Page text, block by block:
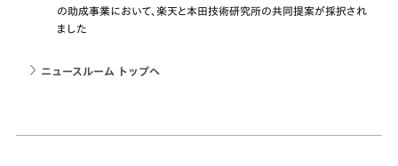
の助成事業において、楽天と本田技術研究所の共同提案が採択され
ました
ニュースルーム トップへ